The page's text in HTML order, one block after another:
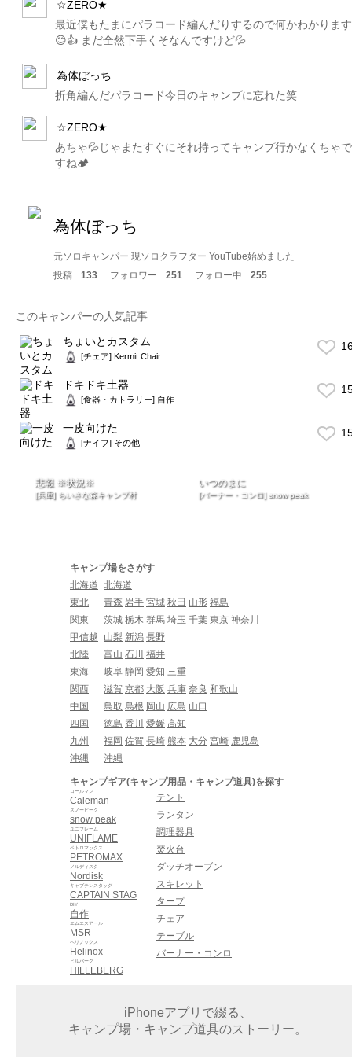
☆ZERO★
最近僕もたまにパラコード編んだりするので何かわかります
😊👍 まだ全然下手くそなんですけど💦
為体ぼっち
折角編んだパラコード今日のキャンプに忘れた笑
☆ZERO★
あちゃ💦じゃまたすぐにそれ持ってキャンプ行かなくちゃで
すね🏕
為体ぼっち
元ソロキャンパー 現ソロクラフター YouTube始めました
投稿
133 フォロワー 251 フォロー中 255
このキャンパーの人気記事
ちょいとカスタム
[チェア] Kermit Chair
ドキドキ土器
[食器・カトラリー] 自作
一皮向けた
[ナイフ] その他
悲報 ※状況※
[兵庫] ちいさな森キャンプ村
いつのまに
[バーナー・コンロ] snow peak
キャンプ場をさがす
北海道 北海道
東北
青森 岩手 宮城 秋田 山形 福島
関東
茨城 栃木 群馬 埼玉 千葉 東京 神奈川
甲信越
山梨 新潟 長野
北陸
富山 石川 福井
東海
岐阜 静岡 愛知 三重
関西
滋賀 京都 大阪 兵庫 奈良 和歌山
中国
鳥取 島根 岡山 広島 山口
四国
徳島 香川 愛媛 高知
九州
福岡 佐賀 長崎 熊本 大分 宮崎 鹿児島
沖縄
沖縄
キャンプギア(キャンプ用品・キャンプ道具)を探す
Caleman
コールマン
snow peak
スノーピーク
UNIFLAME
ユニフレーム
PETROMAX
ペトロマックス
Nordisk
ノルディスク
CAPTAIN STAG
キャプテンスタッグ
自作
DIY
MSR
エムエスアール
Helinox
ヘリノックス
HILLEBERG
ヒルバーグ
テント
ランタン
調理器具
焚火台
ダッチオーブン
スキレット
タープ
チェア
テーブル
バーナー・コンロ
iPhoneアプリで綴る、
キャンプ場・キャンプ道具のストーリー。